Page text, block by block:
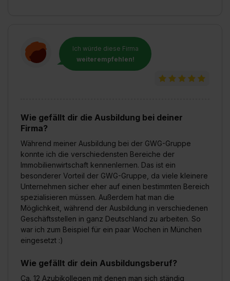
Ich würde diese Firma
weiterempfehlen!
Wie gefällt dir die Ausbildung bei deiner
Firma?
Während meiner Ausbildung bei der GWG-Gruppe
konnte ich die verschiedensten Bereiche der
Immobilienwirtschaft kennenlernen. Das ist ein
besonderer Vorteil der GWG-Gruppe, da viele kleinere
Unternehmen sicher eher auf einen bestimmten Bereich
spezialisieren müssen. Außerdem hat man die
Möglichkeit, während der Ausbildung in verschiedenen
Geschäftsstellen in ganz Deutschland zu arbeiten. So
war ich zum Beispiel für ein paar Wochen in München
eingesetzt :)
Wie gefällt dir dein Ausbildungsberuf?
Ca. 12 Azubikollegen mit denen man sich ständig